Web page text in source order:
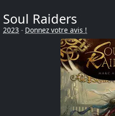
Soul Raiders
2023 - Donnez votre avis !